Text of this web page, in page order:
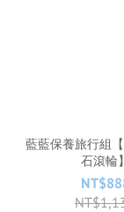
藍藍保養旅行組
石滾輪】